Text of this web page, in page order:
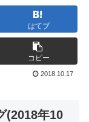
はてブ
コピー
2018.10.17
(2018年10